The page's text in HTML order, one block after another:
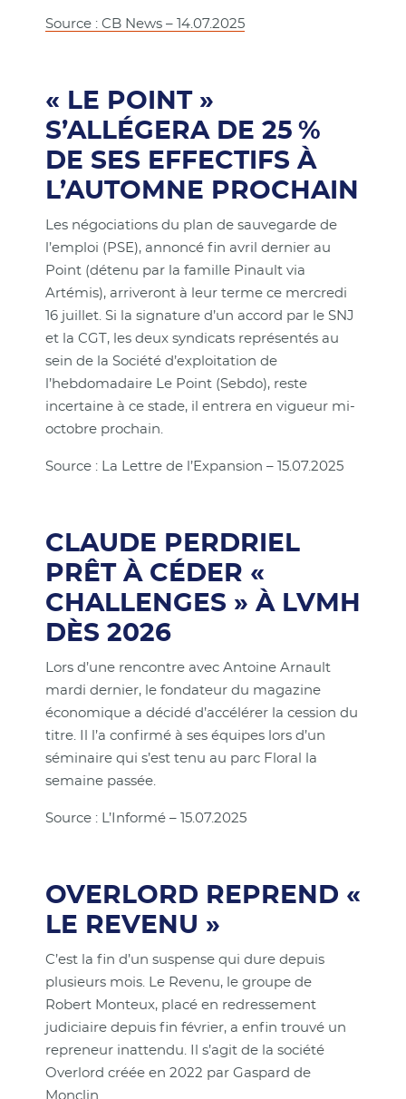
Source : CB News – 14.07.2025
« LE POINT »
S’ALLÉGERA DE 25 %
DE SES EFFECTIFS À
L’AUTOMNE PROCHAIN
Les négociations du plan de sauvegarde de
l’emploi (PSE), annoncé fin avril dernier au
Point (détenu par la famille Pinault via
Artémis), arriveront à leur terme ce mercredi
16 juillet. Si la signature d’un accord par le SNJ
et la CGT, les deux syndicats représentés au
sein de la Société d’exploitation de
l’hebdomadaire Le Point (Sebdo), reste
incertaine à ce stade, il entrera en vigueur mi-
octobre prochain.
Source : La Lettre de l’Expansion – 15.07.2025
CLAUDE PERDRIEL
PRÊT À CÉDER «
CHALLENGES » À LVMH
DÈS 2026
Lors d’une rencontre avec Antoine Arnault
mardi dernier, le fondateur du magazine
économique a décidé d’accélérer la cession du
titre. Il l’a confirmé à ses équipes lors d’un
séminaire qui s’est tenu au parc Floral la
semaine passée.
Source : L’Informé – 15.07.2025
OVERLORD REPREND «
LE REVENU »
C’est la fin d’un suspense qui dure depuis
plusieurs mois. Le Revenu, le groupe de
Robert Monteux, placé en redressement
judiciaire depuis fin février, a enfin trouvé un
repreneur inattendu. Il s’agit de la société
Overlord créée en 2022 par Gaspard de
Monclin.